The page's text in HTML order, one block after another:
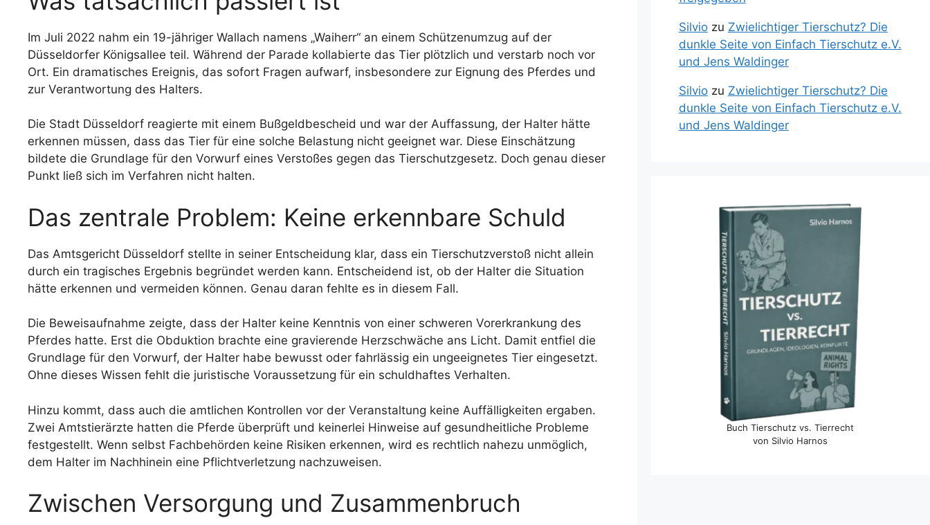
Im Juli 2022 nahm ein 19-jähriger Wallach namens „Waiherr“ an einem Schützenumzug auf der
Düsseldorfer Königsallee teil. Während der Parade kollabierte das Tier plötzlich und verstarb noch vor
Ort. Ein dramatisches Ereignis, das sofort Fragen aufwarf, insbesondere zur Eignung des Pferdes und
zur Verantwortung des Halters.
Die Stadt Düsseldorf reagierte mit einem Bußgeldbescheid und war der Auffassung, der Halter hätte
erkennen müssen, dass das Tier für eine solche Belastung nicht geeignet war. Diese Einschätzung
bildete die Grundlage für den Vorwurf eines Verstoßes gegen das Tierschutzgesetz. Doch genau dieser
Punkt ließ sich im Verfahren nicht halten.
Das zentrale Problem: Keine erkennbare Schuld
Das Amtsgericht Düsseldorf stellte in seiner Entscheidung klar, dass ein Tierschutzverstoß nicht allein
durch ein tragisches Ergebnis begründet werden kann. Entscheidend ist, ob der Halter die Situation
hätte erkennen und vermeiden können. Genau daran fehlte es in diesem Fall.
Die Beweisaufnahme zeigte, dass der Halter keine Kenntnis von einer schweren Vorerkrankung des
Pferdes hatte. Erst die Obduktion brachte eine gravierende Herzschwäche ans Licht. Damit entfiel die
Grundlage für den Vorwurf, der Halter habe bewusst oder fahrlässig ein ungeeignetes Tier eingesetzt.
Ohne dieses Wissen fehlt die juristische Voraussetzung für ein schuldhaftes Verhalten.
Hinzu kommt, dass auch die amtlichen Kontrollen vor der Veranstaltung keine Auffälligkeiten ergaben.
Zwei Amtstierärzte hatten die Pferde überprüft und keinerlei Hinweise auf gesundheitliche Probleme
festgestellt. Wenn selbst Fachbehörden keine Risiken erkennen, wird es rechtlich nahezu unmöglich,
dem Halter im Nachhinein eine Pflichtverletzung nachzuweisen.
Zwischen Versorgung und Zusammenbruch
Silviozu Zwielichtiger Tierschutz? Die
dunkle Seite von Einfach Tierschutz e.V.
und Jens Waldinger
Silviozu Zwielichtiger Tierschutz? Die
dunkle Seite von Einfach Tierschutz e.V.
und Jens Waldinger
Buch Tierschutz vs. Tierrecht
von Silvio Harnos